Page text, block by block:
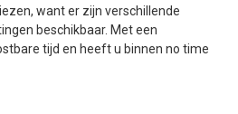
want er zijn verschillende
beschikbaar. Met een
tijd en heeft u binnen no time